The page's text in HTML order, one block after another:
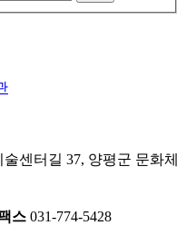
센터길 37, 양평군 문화체
스 031-774-5428